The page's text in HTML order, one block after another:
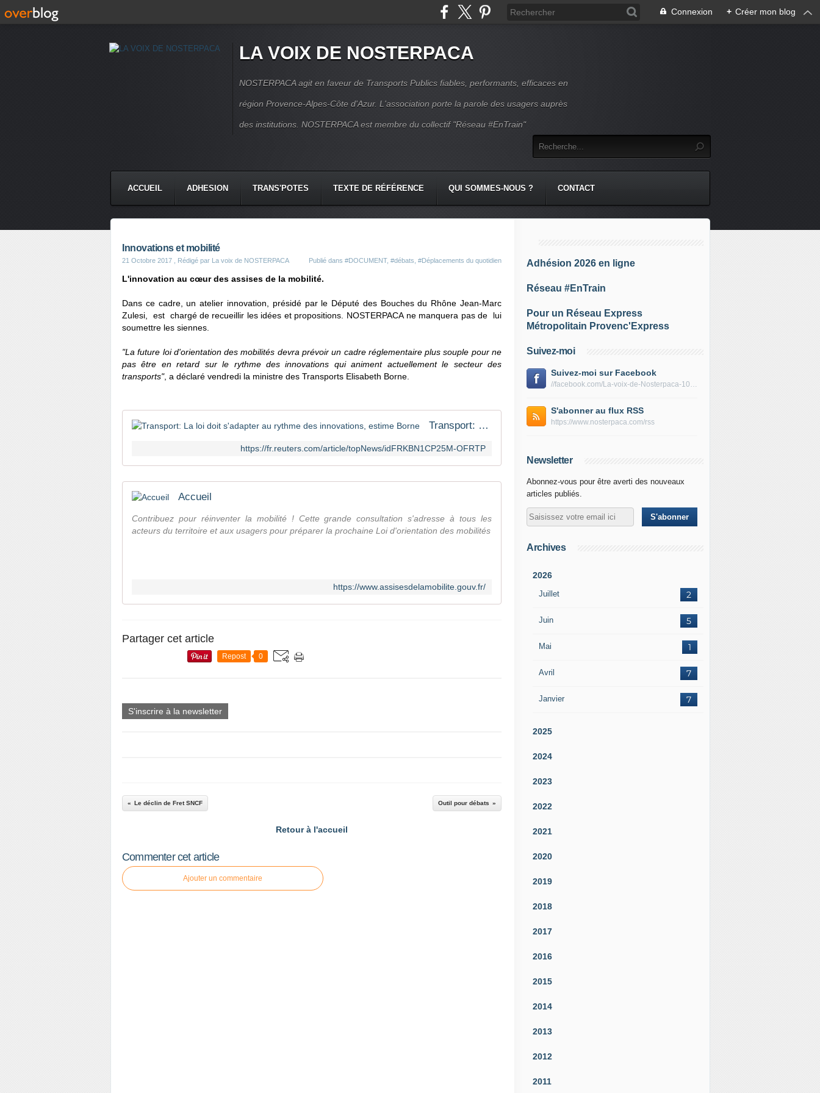
Connexion + Créer mon blog
LA VOIX DE NOSTERPACA
NOSTERPACA agit en faveur de Transports Publics fiables, performants, efficaces en
région Provence-Alpes-Côte d'Azur. L'association porte la parole des usagers auprès
des institutions. NOSTERPACA est membre du collectif "Réseau #EnTrain"
ACCUEIL ADHESION TRANS'POTES TEXTE DE RÉFÉRENCE QUI SOMMES-NOUS ? CONTACT
Innovations et mobilité
21 Octobre 2017 , Rédigé par La voix de NOSTERPACA Publié dans #DOCUMENT, #débats #Déplacements du quotidien
L'innovation au cœur des assises de la mobilité.
Dans ce cadre, un atelier innovation, présidé par le Député des Bouches du Rhône Jean-Marc
Zulesi, est chargé de recueillir les idées et propositions. NOSTERPACA ne manquera pas de lui
soumettre les siennes.
"La future loi d'orientation des mobilités devra prévoir un cadre réglementaire plus souple pour ne
pas être en retard sur le rythme des innovations qui animent actuellement le secteur des
transports", a déclaré vendredi la ministre des Transports Elisabeth Borne.
Transport: La loi doit s'adapter au rythme des innovations, estime Borne
https://fr.reuters.com/article/topNews/idFRKBN1CP25M-OFRTP
Accueil
Contribuez pour réinventer la mobilité ! Cette grande consultation s'adresse à tous les
acteurs du territoire et aux usagers pour préparer la prochaine Loi d'orientation des mobilités
https://www.assisesdelamobilite.gouv.fr/
Partager cet article
Repost 0
S'inscrire à la newsletter
Le déclin de Fret SNCF Outil pour débats
Retour à l'accueil
Commenter cet article
Ajouter un commentaire
Adhésion 2026 en ligne
Réseau #EnTrain
Pour un Réseau Express
Métropolitain Provenc'Express
Suivez-moi
Suivez-moi sur Facebook
//facebook.com/La-voix-de-Nosterpaca-106434384284735
S'abonner au flux RSS
https://www.nosterpaca.com/rss
Newsletter
Abonnez-vous pour être averti des nouveaux
articles publiés.
Archives
2026
Juillet 2
Juin 5
Mai 1
Avril 7
Janvier 7
2025
2024
2023
2022
2021
2020
2019
2018
2017
2016
2015
2014
2013
2012
2011